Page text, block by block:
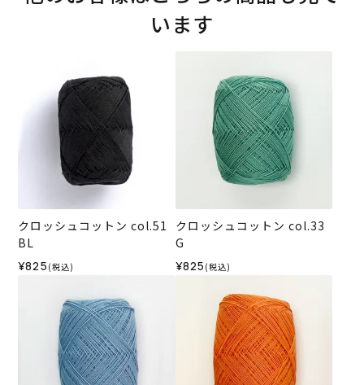
います
クロッシュコットン col.51
BL
¥825 (税込)
クロッシュコットン col.33
G
¥825 (税込)